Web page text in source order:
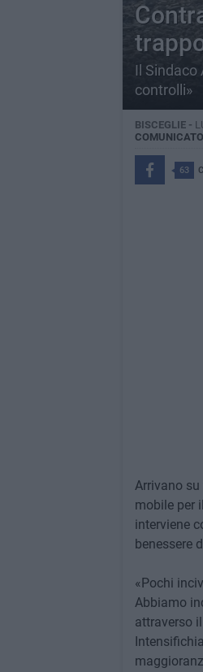
Il
controlli»
BISCEGLIE -
63
Arrivano
mobile per
interviene
benessere
«Pochi
Abbiamo
attraverso